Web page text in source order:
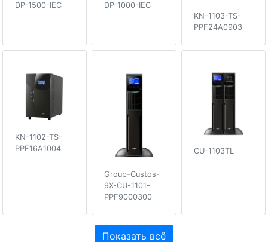
DP-1500-IEC
DP-1000-IEC
KN-1103-TS-
PPF24A0903
KN-1102-TS-
PPF16A1004
Group-Custos-
9X-CU-1101-
PPF9000300
CU-1103TL
Показать всё